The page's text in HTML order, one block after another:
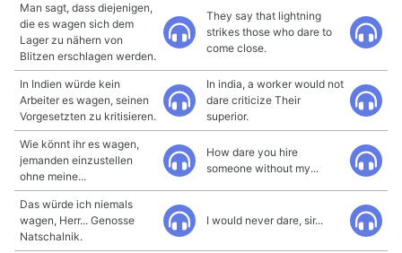
Man sagt, dass diejenigen,
die es wagen sich dem
Lager zu nähern von
Blitzen erschlagen werden.
They say that lightning
strikes those who dare to
come close.
In Indien würde kein
Arbeiter es wagen, seinen
Vorgesetzten zu kritisieren.
In india, a worker would not
dare criticize Their
superior.
Wie könnt ihr es wagen,
jemanden einzustellen
ohne meine...
How dare you hire
someone without my...
Das würde ich niemals
wagen, Herr... Genosse
Natschalnik.
I would never dare, sir...